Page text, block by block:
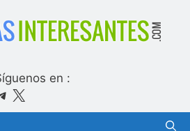
en :
X